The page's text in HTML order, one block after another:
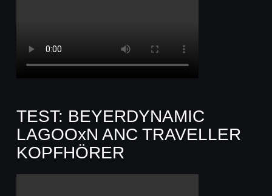
TEST: BEYERDYNAMIC
LAGOOxN ANC TRAVELLER
KOPFHÖRER